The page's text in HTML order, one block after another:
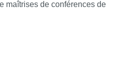
maîtrises de conférences de